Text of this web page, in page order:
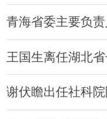
王国生离任湖北